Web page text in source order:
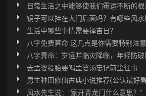
日常生活之中能够使我们霉运不断的
镜子可以挂在大门后面吗？有哪些风水
生活中哪些事情需要择吉日？
八字免费算命 这几点是你需要特别注
八字算命：岁运并临灾降临，年轻防
去孟婆投胎要喝孟婆汤忘记前尘往事
男主种田修仙古典小说推荐(公认最好
风水先生说：“家开青龙门什么意思？”